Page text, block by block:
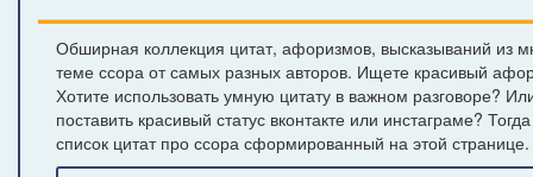
Обширная коллекция цитат, афоризмов, высказываний из
теме ссора от самых разных авторов. Ищете красивый
Хотите использовать умную цитату в важном разговоре?
поставить красивый статус вконтакте или инстаграме?
список цитат про ссора сформированный на этой странице.